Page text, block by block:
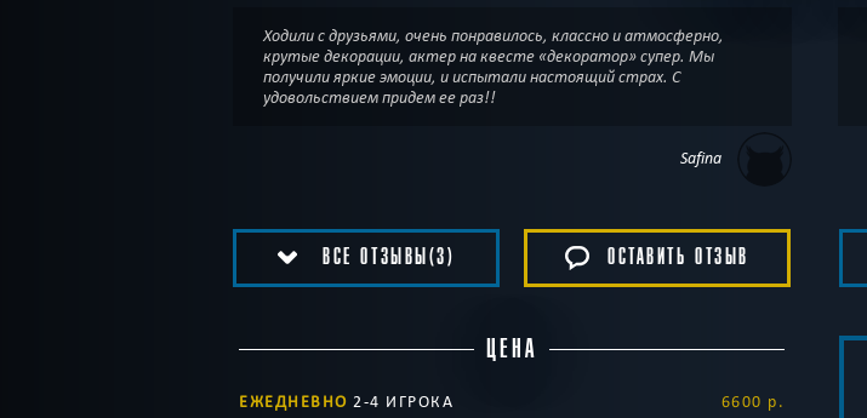
Ходили с друзьями, очень понравилось, классно и атмосферно,
крутые декорации, актер на квесте «декоратор» супер. Мы
получили яркие эмоции, и испытали настоящий страх. С
удовольствием придем ее раз!!
Safina
ВСЕ ОТЗЫВЫ(3) ОСТАВИТЬ ОТЗЫВ
ЦЕНА
ЕЖЕДНЕВНО 2-4 ИГРОКА
6600 р.